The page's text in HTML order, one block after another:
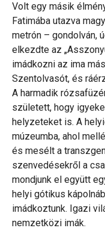
Volt egy másik
Fatimába utazva
metrón – gondolván,
elkezdte az
imádkozni az ima
Szentolvasót, és
A harmadik
született, hogy
helyzeteket is. A
múzeumba, ahol
és mesélt a
szenvedésekről a
mondjunk el együtt
helyi gótikus
imádkoztunk. Igazi
nemzetközi imák.